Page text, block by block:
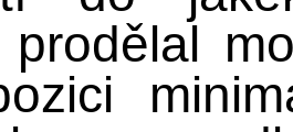
prodělal